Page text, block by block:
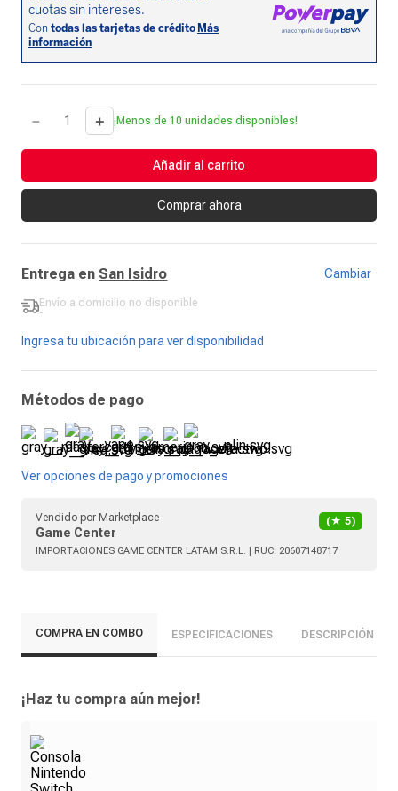
＋
－ ¡Menos de 10 unidades disponibles!
Añadir al carrito
Comprar ahora
Entrega en San Isidro Cambiar
Envío a domicilio no disponible
-
Ingresa tu ubicación para ver disponibilidad
Métodos de pago
Ver opciones de pago y promociones
Vendido por Marketplace
Game Center
(★ 5)
IMPORTACIONES GAME CENTER LATAM S.R.L. | RUC: 20607148717
COMPRA EN COMBO ESPECIFICACIONES DESCRIPCIÓN
¡Haz tu compra aún mejor!